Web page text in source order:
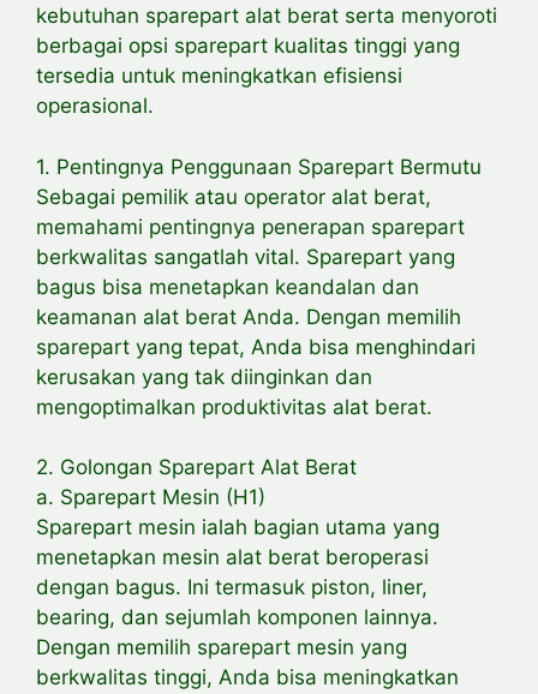
kebutuhan sparepart alat berat serta menyoroti
berbagai opsi sparepart kualitas tinggi yang
tersedia untuk meningkatkan efisiensi
operasional.
1. Pentingnya Penggunaan Sparepart Bermutu
Sebagai pemilik atau operator alat berat,
memahami pentingnya penerapan sparepart
berkwalitas sangatlah vital. Sparepart yang
bagus bisa menetapkan keandalan dan
keamanan alat berat Anda. Dengan memilih
sparepart yang tepat, Anda bisa menghindari
kerusakan yang tak diinginkan dan
mengoptimalkan produktivitas alat berat.
2. Golongan Sparepart Alat Berat
a. Sparepart Mesin (H1)
Sparepart mesin ialah bagian utama yang
menetapkan mesin alat berat beroperasi
dengan bagus. Ini termasuk piston, liner,
bearing, dan sejumlah komponen lainnya.
Dengan memilih sparepart mesin yang
berkwalitas tinggi, Anda bisa meningkatkan